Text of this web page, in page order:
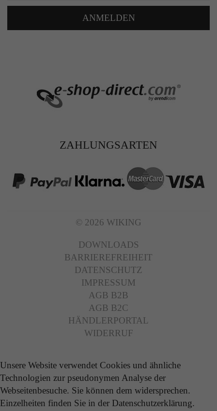
ANMELDEN
ZAHLUNGSARTEN
© 2026 WIKING
DOWNLOADS
BARRIEREFREIHEIT
DATENSCHUTZ
IMPRESSUM
AGB B2B
AGB B2C
HÄNDLERPORTAL
WIDERRUF
Unsere Website verwendet Cookies und ähnliche
Technologien zur pseudonymen Analyse der
Webseitenbesuche. Sie können dem widersprechen.
Einzelheiten finden Sie in der Datenschutzerklärung.